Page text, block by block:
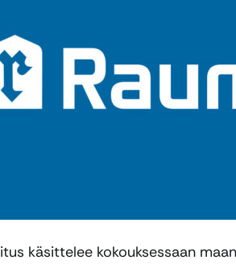
käsittelee kokouksessaan